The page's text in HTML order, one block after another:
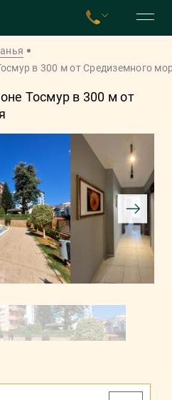
в 300 м от Средиземного
Тосмур в 300 м от